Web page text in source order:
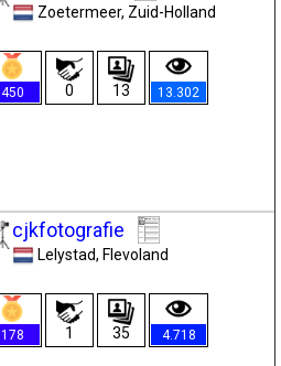
Zoetermeer, Zuid-Holland
450 0 13 13.302
cjkfotografie
Lelystad, Flevoland
178 1 35 4.718